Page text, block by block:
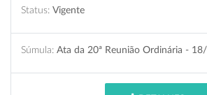
Status: Vigente
Súmula: Ata da 20ª Reunião Ordinária -